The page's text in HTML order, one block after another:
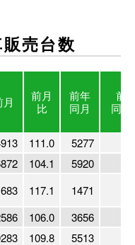
売台数
前月
比
前年
同月
前
同月
111.0 5277
104.1 5920
117.1 1471
106.0 3656
109.8 5513